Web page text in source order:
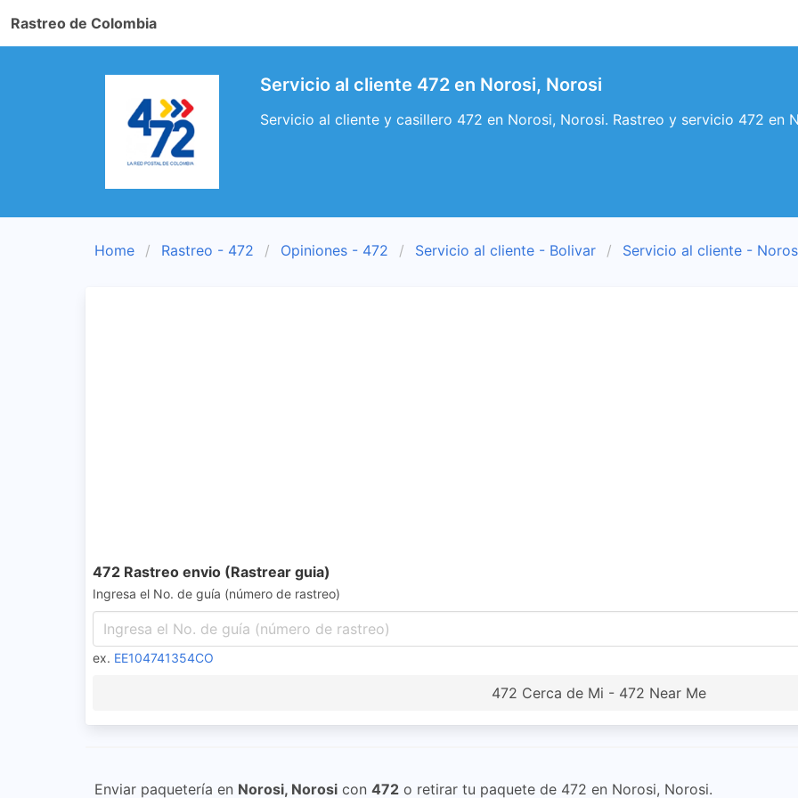
Rastreo de Colombia
Servicio al cliente 472 en Norosi, Norosi
Servicio al cliente y casillero 472 en Norosi, Norosi. Rastreo y servicio 472 en
Home Rastreo - 472 Opiniones - 472 Servicio al cliente - Bolivar Servicio al cliente -
472 Rastreo envio (Rastrear guia)
Ingresa el No. de guía (número de rastreo)
ex. EE104741354CO
472 Cerca de Mi - 472 Near Me
Enviar paquetería en Norosi, Norosi con 472 o retirar tu paquete de 472 en Norosi, Norosi.